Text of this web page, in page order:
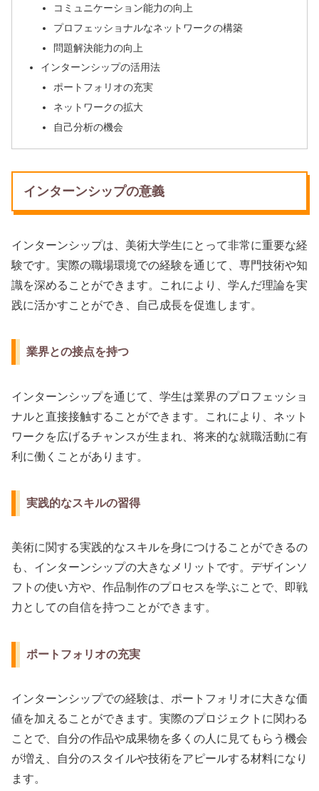
コミュニケーション能力の向上
プロフェッショナルなネットワークの構築
問題解決能力の向上
インターンシップの活用法
ポートフォリオの充実
ネットワークの拡大
自己分析の機会
インターンシップの意義
インターンシップは、美術大学生にとって非常に重要な経
験です。実際の職場環境での経験を通じて、専門技術や知
識を深めることができます。これにより、学んだ理論を実
践に活かすことができ、自己成長を促進します。
業界との接点を持つ
インターンシップを通じて、学生は業界のプロフェッショ
ナルと直接接触することができます。これにより、ネット
ワークを広げるチャンスが生まれ、将来的な就職活動に有
利に働くことがあります。
実践的なスキルの習得
美術に関する実践的なスキルを身につけることができるの
も、インターンシップの大きなメリットです。デザインソ
フトの使い方や、作品制作のプロセスを学ぶことで、即戦
力としての自信を持つことができます。
ポートフォリオの充実
インターンシップでの経験は、ポートフォリオに大きな価
値を加えることができます。実際のプロジェクトに関わる
ことで、自分の作品や成果物を多くの人に見てもらう機会
が増え、自分のスタイルや技術をアピールする材料になり
ます。